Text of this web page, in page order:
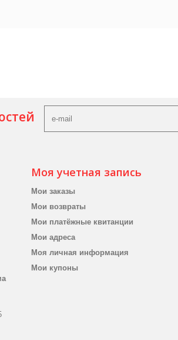
Моя учетная запись
Мои заказы
Мои возвраты
Мои платёжные квитанции
Мои адреса
Моя личная информация
Мои купоны